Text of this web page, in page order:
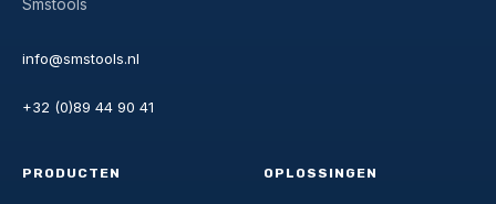
Smstools
info@smstools.nl
+32 (0)89 44 90 41
PRODUCTEN OPLOSSINGEN